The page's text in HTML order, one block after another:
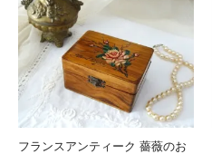
フランスアンティーク 薔薇のお